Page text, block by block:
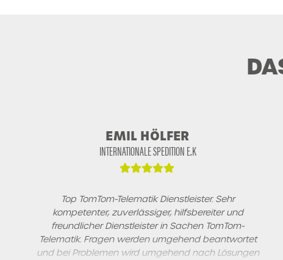
EMIL HÖLFER
INTERNATIONALE SPEDITION E.K
Top TomTom-Telematik Dienstleister. Sehr
kompetenter, zuverlässiger, hilfsbereiter und
freundlicher Dienstleister in Sachen TomTom-
Telematik. Fragen werden umgehend beantwortet
und bei Problemen wird umgehend nach Lösungen